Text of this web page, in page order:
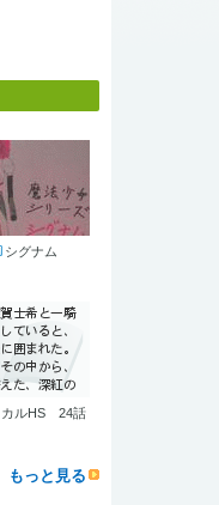
シグナム
カルHS 24話
もっと見る